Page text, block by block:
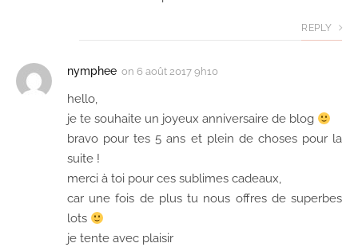
REPLY
nymphee on 6 août 2017 9h10
hello,
je te souhaite un joyeux anniversaire de blog
bravo pour tes 5 ans et plein de choses pour la
suite !
merci à toi pour ces sublimes cadeaux,
car une fois de plus tu nous offres de superbes
lots
je tente avec plaisir